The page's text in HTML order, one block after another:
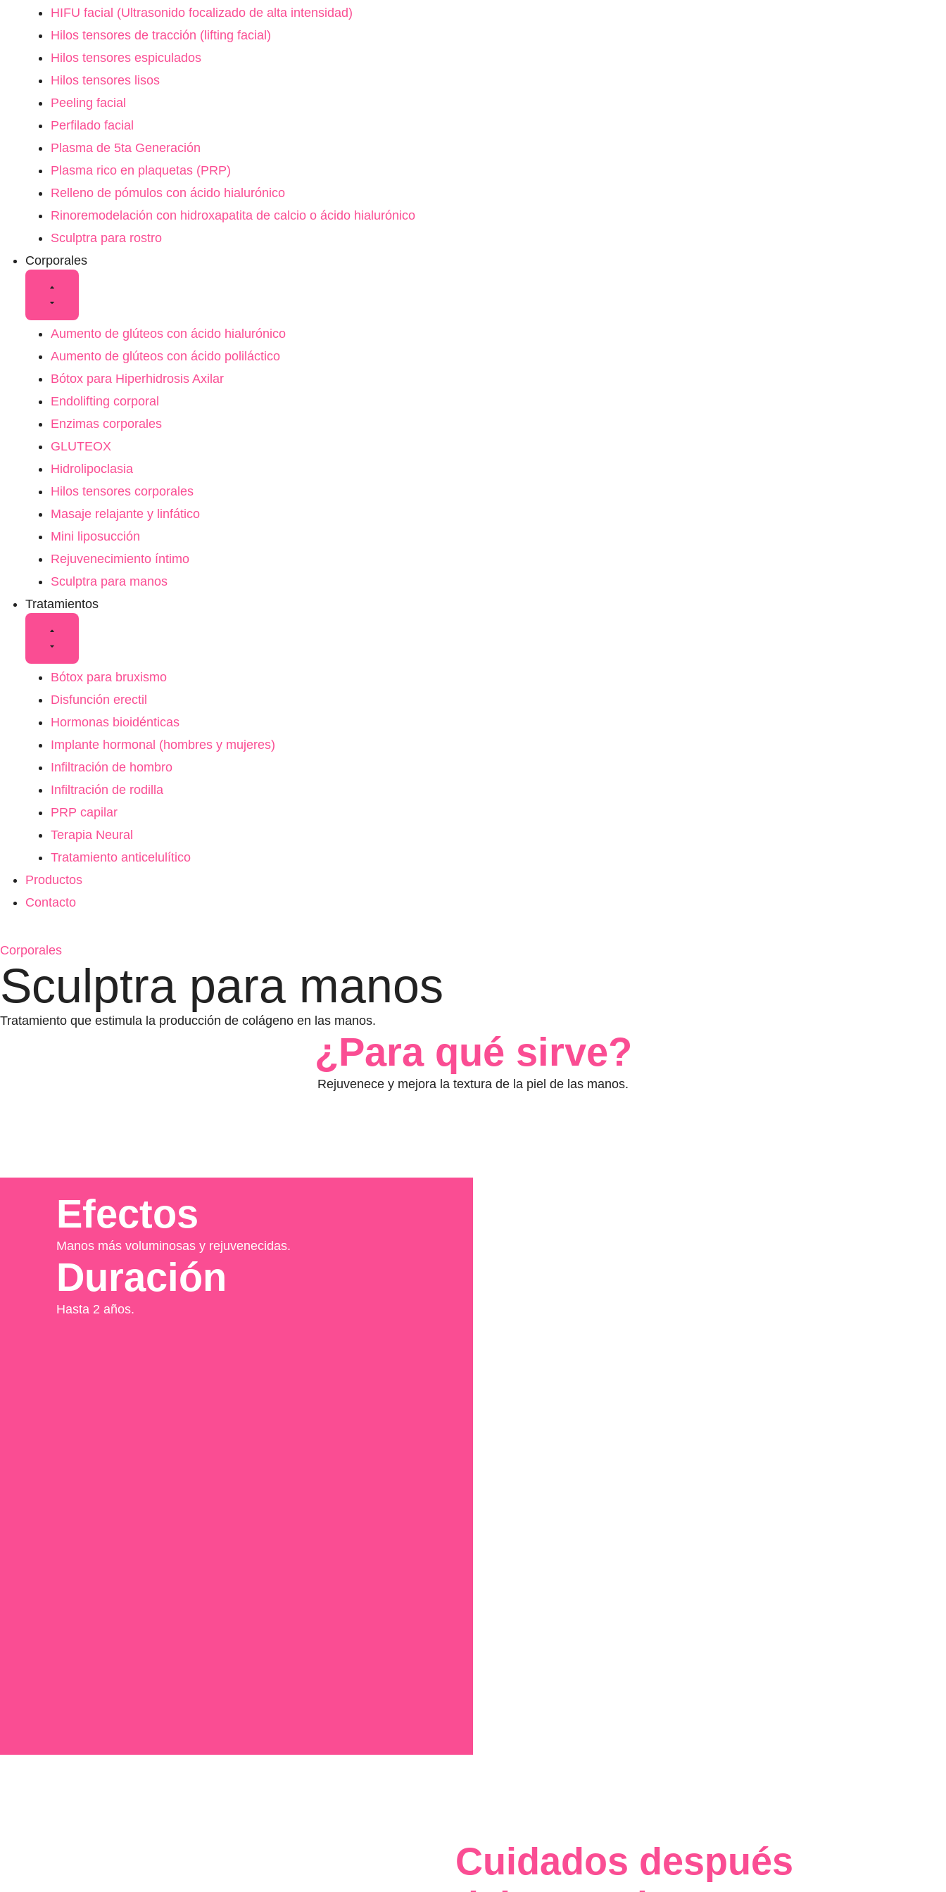
HIFU facial (Ultrasonido focalizado de alta intensidad)
Hilos tensores de tracción (lifting facial)
Hilos tensores espiculados
Hilos tensores lisos
Peeling facial
Perfilado facial
Plasma de 5ta Generación
Plasma rico en plaquetas (PRP)
Relleno de pómulos con ácido hialurónico
Rinoremodelación con hidroxapatita de calcio o ácido hialurónico
Sculptra para rostro
Corporales
Aumento de glúteos con ácido hialurónico
Aumento de glúteos con ácido poliláctico
Bótox para Hiperhidrosis Axilar
Endolifting corporal
Enzimas corporales
GLUTEOX
Hidrolipoclasia
Hilos tensores corporales
Masaje relajante y linfático
Mini liposucción
Rejuvenecimiento íntimo
Sculptra para manos
Tratamientos
Bótox para bruxismo
Disfunción erectil
Hormonas bioidénticas
Implante hormonal (hombres y mujeres)
Infiltración de hombro
Infiltración de rodilla
PRP capilar
Terapia Neural
Tratamiento anticelulítico
Productos
Contacto
Corporales
Sculptra para manos
Tratamiento que estimula la producción de colágeno en las manos.
¿Para qué sirve?
Rejuvenece y mejora la textura de la piel de las manos.
Efectos
Manos más voluminosas y rejuvenecidas.
Duración
Hasta 2 años.
Cuidados después